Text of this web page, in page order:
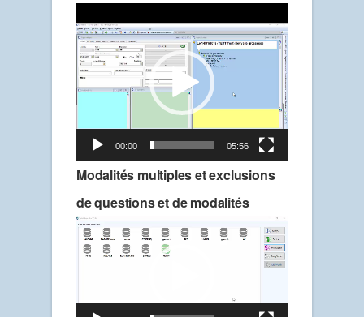
vidéo
00:00 05:56
Modalités multiples et exclusions
de questions et de modalités
Lecteur
vidéo